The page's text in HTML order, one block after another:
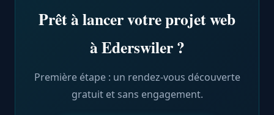
Prêt à lancer votre projet web
à Ederswiler ?
Première étape : un rendez-vous découverte
gratuit et sans engagement.